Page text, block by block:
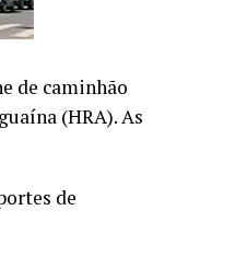
de caminhão
(HRA). As
de